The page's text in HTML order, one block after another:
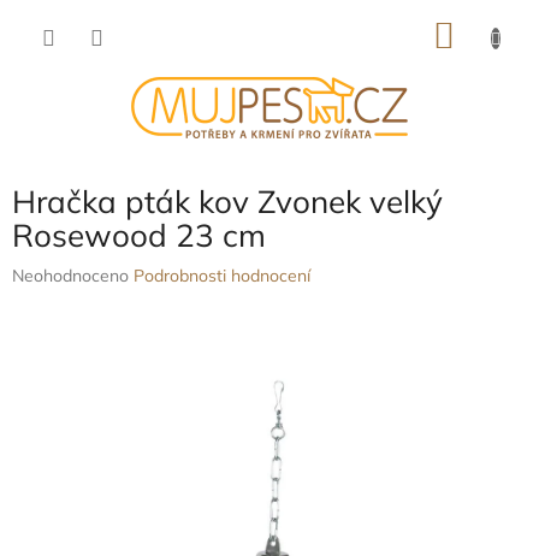
Hračka pták kov Zvonek velký
Rosewood 23 cm
Průměrné
Neohodnoceno Podrobnosti hodnocení